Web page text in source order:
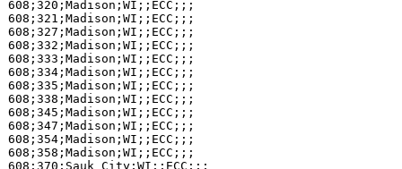
608;320;Madison;WI;;ECC;;;
608;321;Madison;WI;;ECC;;;
608;327;Madison;WI;;ECC;;;
608;332;Madison;WI;;ECC;;;
608;333;Madison;WI;;ECC;;;
608;334;Madison;WI;;ECC;;;
608;335;Madison;WI;;ECC;;;
608;338;Madison;WI;;ECC;;;
608;345;Madison;WI;;ECC;;;
608;347;Madison;WI;;ECC;;;
608;354;Madison;WI;;ECC;;;
608;358;Madison;WI;;ECC;;;
608;370;Sauk City;WI;;ECC;;;